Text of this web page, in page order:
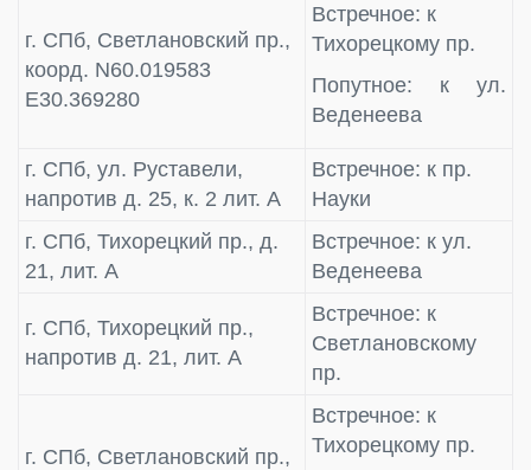
г. СПб, Светлановский пр.,
коорд. N60.019583
E30.369280
Встречное: к
Тихорецкому пр.
Попутное: к ул.
Веденеева
г. СПб, ул. Руставели,
напротив д. 25, к. 2 лит. А
Встречное: к пр.
Науки
г. СПб, Тихорецкий пр., д.
21, лит. А
Встречное: к ул.
Веденеева
г. СПб, Тихорецкий пр.,
напротив д. 21, лит. А
Встречное: к
Светлановскому
пр.
г. СПб, Светлановский пр.,
Встречное: к
Тихорецкому пр.